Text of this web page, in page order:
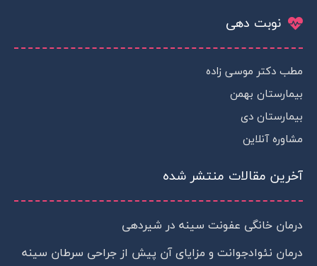
t
s
p
p
a
r
a
m
g
a
m
-
p
l
نوبت دهی
مطب دکتر موسی زاده
بیمارستان بهمن
بیمارستان دی
مشاوره آنلاین
آخرین مقالات منتشر شده
درمان خانگی عفونت سینه در شیردهی
درمان نئوادجوانت و مزایای آن پیش از جراحی سرطان سینه